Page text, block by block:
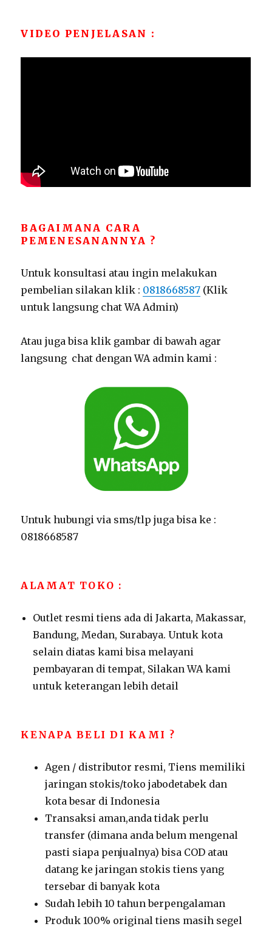
VIDEO PENJELASAN :
BAGAIMANA CARA
PEMENESANANNYA ?
Untuk konsultasi atau ingin melakukan
pembelian silakan klik : 0818668587 (Klik
untuk langsung chat WA Admin)
Atau juga bisa klik gambar di bawah agar
langsung chat dengan WA admin kami :
Untuk hubungi via sms/tlp juga bisa ke :
0818668587
ALAMAT TOKO :
Outlet resmi tiens ada di Jakarta, Makassar,
Bandung, Medan, Surabaya. Untuk kota
selain diatas kami bisa melayani
pembayaran di tempat, Silakan WA kami
untuk keterangan lebih detail
KENAPA BELI DI KAMI ?
Agen / distributor resmi, Tiens memiliki
jaringan stokis/toko jabodetabek dan
kota besar di Indonesia
Transaksi aman,anda tidak perlu
transfer (dimana anda belum mengenal
pasti siapa penjualnya) bisa COD atau
datang ke jaringan stokis tiens yang
tersebar di banyak kota
Sudah lebih 10 tahun berpengalaman
Produk 100% original tiens masih segel